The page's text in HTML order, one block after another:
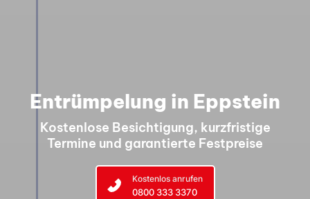
Entrümpelung in Eppstein
Kostenlose Besichtigung, kurzfristige
Termine und garantierte Festpreise
Kostenlos anrufen
0800 333 3370